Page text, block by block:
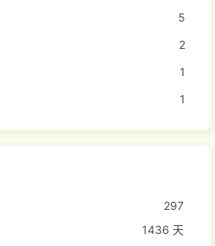
5
2
1
1
297
1436 天